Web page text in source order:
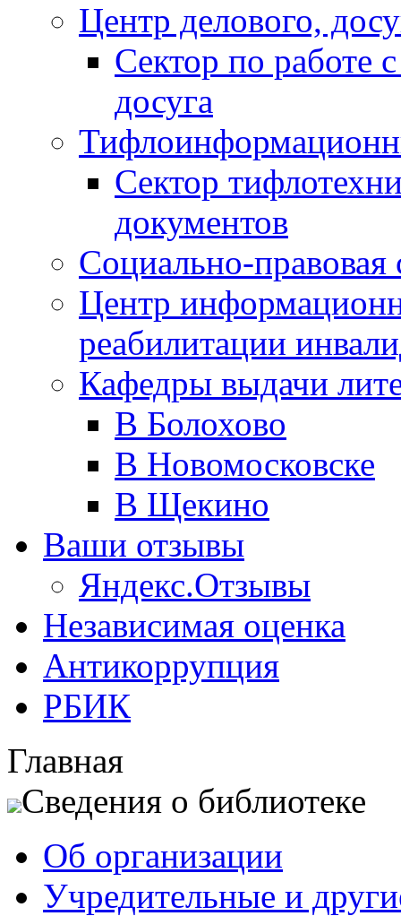
Центр делового,
Сектор по работе
досуга
Сектор
документов
Социально-правовая
Центр
реабилитации
Кафедры выдачи
В Болохово
В Новомосковске
В Щекино
Ваши отзывы
Яндекс.Отзывы
Независимая оценка
Антикоррупция
РБИК
Главная
Сведения о библиотеке
Об организации
Учредительные и